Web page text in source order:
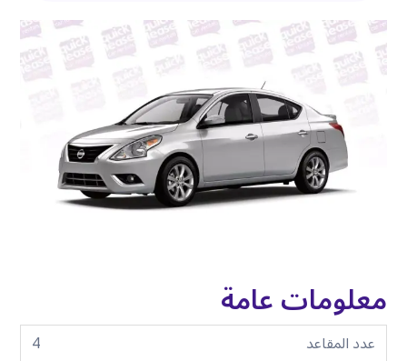
معلومات عامة
عدد المقاعد
4